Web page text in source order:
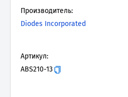
Производитель:
Diodes Incorporated
Артикул:
ABS210-13